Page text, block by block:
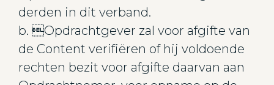
derden in dit verband.
b. Opdrachtgever zal voor afgifte van
de Content verifiëren of hij voldoende
rechten bezit voor afgifte daarvan aan